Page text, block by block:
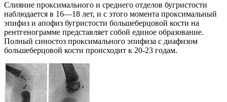
Слияние проксимального и среднего отделов бугристости
наблюдается в 16—18 лет, и с этого момента проксимальный
эпифиз и апофиз бугристости большеберцовой кости на
рентгенограмме представляет собой единое образование.
Полный синостоз проксимального эпифиза с диафизом
большеберцовой кости происходит к 20-23 годам.